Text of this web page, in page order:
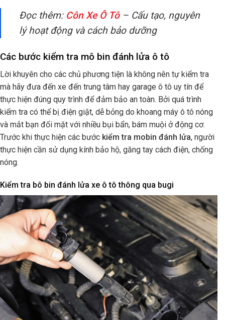
Đọc thêm: Côn Xe Ô Tô– Cấu tạo, nguyên
lý hoạt động và cách bảo dưỡng
Các bước kiểm tra mô bin đánh lửa ô tô
Lời khuyên cho các chủ phương tiện là không nên tự kiểm tra
mà hãy đưa đến xe đến trung tâm hay garage ô tô uy tín để
thực hiện đúng quy trình để đảm bảo an toàn. Bởi quá trình
kiểm tra có thể bị điện giật, dễ bỏng do khoang máy ô tô nóng
và mắt bạn đối mặt với nhiều bụi bẩn, bám muội ở động cơ.
Trước khi thực hiện các bước kiểm tra mobin đánh lửa, người
thực hiện cần sử dụng kính bảo hộ, găng tay cách điện, chống
nóng.
Kiểm tra bô bin đánh lửa xe ô tô thông qua bugi